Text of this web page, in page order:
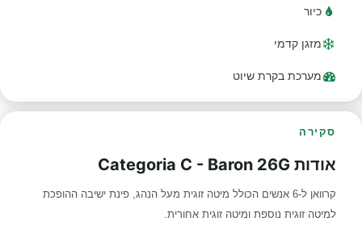
כיור
מזגן קדמי
מערכת בקרת שיוט
סקירה
אודות Categoria C - Baron 26G
קרוואן ל-6 אנשים הכולל מיטה זוגית מעל הנהג, פינת ישיבה ההופכת
למיטה זוגית נוספת ומיטה זוגית אחורית.